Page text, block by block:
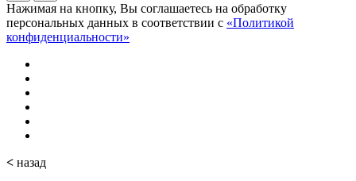
Нажимая на кнопку, Вы соглашаетесь на обработку
персональных данных в соответствии с «Политикой
конфиденциальности»
< назад